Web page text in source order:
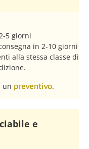
5 giorni
in 2-10 giorni
alla stessa classe di
un preventivo.
e